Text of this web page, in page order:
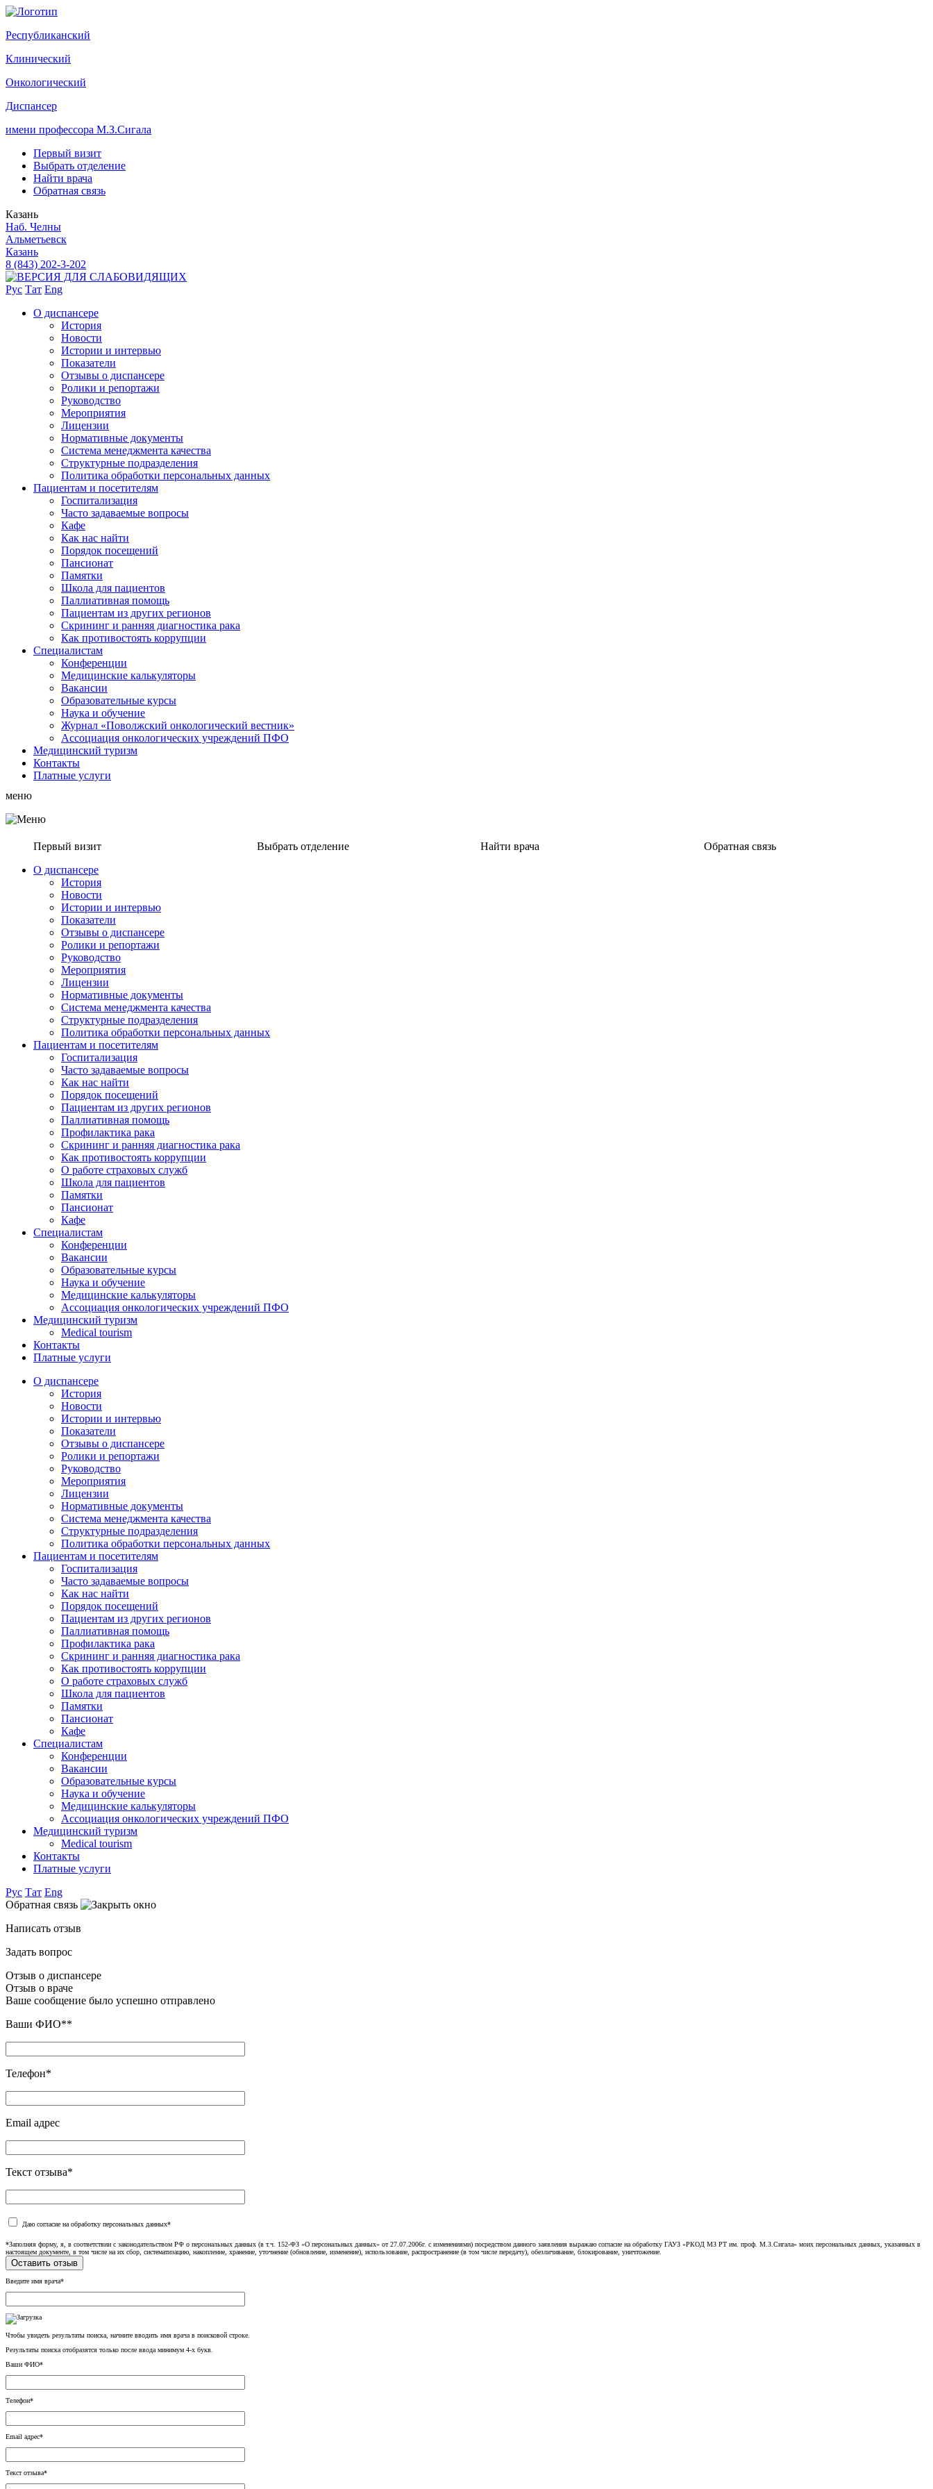
Республиканский
Клинический
Онкологический
Диспансер
имени профессора М.З.Сигала
Первый визит
Выбрать отделение
Найти врача
Обратная связь
Казань
Наб. Челны
Альметьевск
Казань
8 (843) 202-3-202
Рус Тат Eng
О диспансере
История
Новости
Истории и интервью
Показатели
Отзывы о диспансере
Ролики и репортажи
Руководство
Мероприятия
Лицензии
Нормативные документы
Система менеджмента качества
Структурные подразделения
Политика обработки персональных данных
Пациентам и посетителям
Госпитализация
Часто задаваемые вопросы
Кафе
Как нас найти
Порядок посещений
Пансионат
Памятки
Школа для пациентов
Паллиативная помощь
Пациентам из других регионов
Скрининг и ранняя диагностика рака
Как противостоять коррупции
Специалистам
Конференции
Медицинские калькуляторы
Вакансии
Образовательные курсы
Наука и обучение
Журнал «Поволжский онкологический вестник»
Ассоциация oнкологических учреждений ПФО
Медицинский туризм
Контакты
Платные услуги
меню
Первый визит Выбрать отделение Найти врача
Обратная связь
О диспансере
История
Новости
Истории и интервью
Показатели
Отзывы о диспансере
Ролики и репортажи
Руководство
Мероприятия
Лицензии
Нормативные документы
Система менеджмента качества
Структурные подразделения
Политика обработки персональных данных
Пациентам и посетителям
Госпитализация
Часто задаваемые вопросы
Как нас найти
Порядок посещений
Пациентам из других регионов
Паллиативная помощь
Профилактика рака
Скрининг и ранняя диагностика рака
Как противостоять коррупции
О работе страховых служб
Школа для пациентов
Памятки
Пансионат
Кафе
Специалистам
Конференции
Вакансии
Образовательные курсы
Наука и обучение
Медицинские калькуляторы
Ассоциация oнкологических учреждений ПФО
Медицинский туризм
Medical tourism
Контакты
Платные услуги
О диспансере
История
Новости
Истории и интервью
Показатели
Отзывы о диспансере
Ролики и репортажи
Руководство
Мероприятия
Лицензии
Нормативные документы
Система менеджмента качества
Структурные подразделения
Политика обработки персональных данных
Пациентам и посетителям
Госпитализация
Часто задаваемые вопросы
Как нас найти
Порядок посещений
Пациентам из других регионов
Паллиативная помощь
Профилактика рака
Скрининг и ранняя диагностика рака
Как противостоять коррупции
О работе страховых служб
Школа для пациентов
Памятки
Пансионат
Кафе
Специалистам
Конференции
Вакансии
Образовательные курсы
Наука и обучение
Медицинские калькуляторы
Ассоциация oнкологических учреждений ПФО
Медицинский туризм
Medical tourism
Контакты
Платные услуги
Рус Тат Eng
Обратная связь
Написать отзыв
Задать вопрос
Отзыв о диспансере
Отзыв о враче
Ваше сообщение было успешно отправлено
Ваши ФИО**
Телефон*
Email адрес
Текст отзыва*
Даю согласие на обработку персональных данных*
*Заполняя форму, я, в соответствии с законодательством РФ о персональных данных (в т.ч. 152-ФЗ «О персональных данных» от 27.07.2006г. с изменениями) посредством данного заявления выражаю согласие на обработку ГАУЗ «РКОД МЗ РТ им. проф. М.З.Сигала» моих персональных данных, указанных в
настоящем документе, в том числе на их сбор, систематизацию, накопление, хранение, уточнение (обновление, изменение), использование, распространение (в том числе передачу), обезличивание, блокирование, уничтожение.
Введите имя врача*
Чтобы увидеть результаты поиска, начните вводить имя врача в поисковой строке.
Результаты поиска отобразятся только после ввода минимум 4-х букв.
Ваши ФИО*
Телефон*
Email адрес*
Текст отзыва*